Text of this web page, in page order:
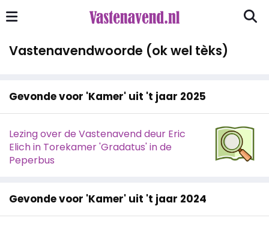
Vastenavendwoorde (ok wel tèks)
Gevonde voor 'Kamer' uit 't jaar 2025
Lezing over de Vastenavend deur Eric
Elich in Torekamer 'Gradatus' in de
Peperbus
Gevonde voor 'Kamer' uit 't jaar 2024